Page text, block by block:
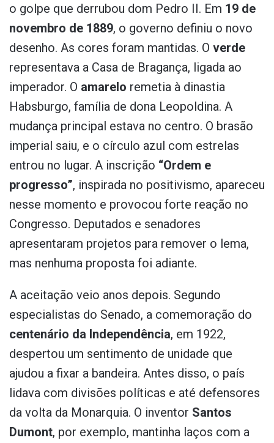
o golpe que derrubou dom Pedro II. Em 19 de
novembro de 1889, o governo definiu o novo
desenho. As cores foram mantidas. O verde
representava a Casa de Bragança, ligada ao
imperador. O amarelo remetia à dinastia
Habsburgo, família de dona Leopoldina. A
mudança principal estava no centro. O brasão
imperial saiu, e o círculo azul com estrelas
entrou no lugar. A inscrição “Ordem e
progresso”, inspirada no positivismo, apareceu
nesse momento e provocou forte reação no
Congresso. Deputados e senadores
apresentaram projetos para remover o lema,
mas nenhuma proposta foi adiante.
A aceitação veio anos depois. Segundo
especialistas do Senado, a comemoração do
centenário da Independência, em 1922,
despertou um sentimento de unidade que
ajudou a fixar a bandeira. Antes disso, o país
lidava com divisões políticas e até defensores
da volta da Monarquia. O inventor Santos
Dumont, por exemplo, mantinha laços com a